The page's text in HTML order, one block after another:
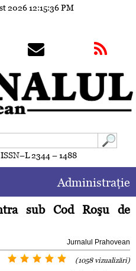
202612:15:39 PM
2344 – 1488
Administraţie
sub Cod Roşu de
Jurnalul Prahovean
(1058 vizualizări)